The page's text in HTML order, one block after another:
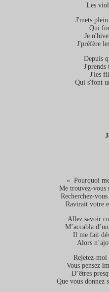
Les
J'mets
Qui
Je
J'préfère
Depuis
J'prends
J'les
Qui s'font
« Pourquoi
Me trouvez-vous
Recherchez-
Ravirait votre
Allez savoir
M’accabla
Il me fait
Alors
Rejetez-moi
Vous pensez
D’êtres
Que vous donnez